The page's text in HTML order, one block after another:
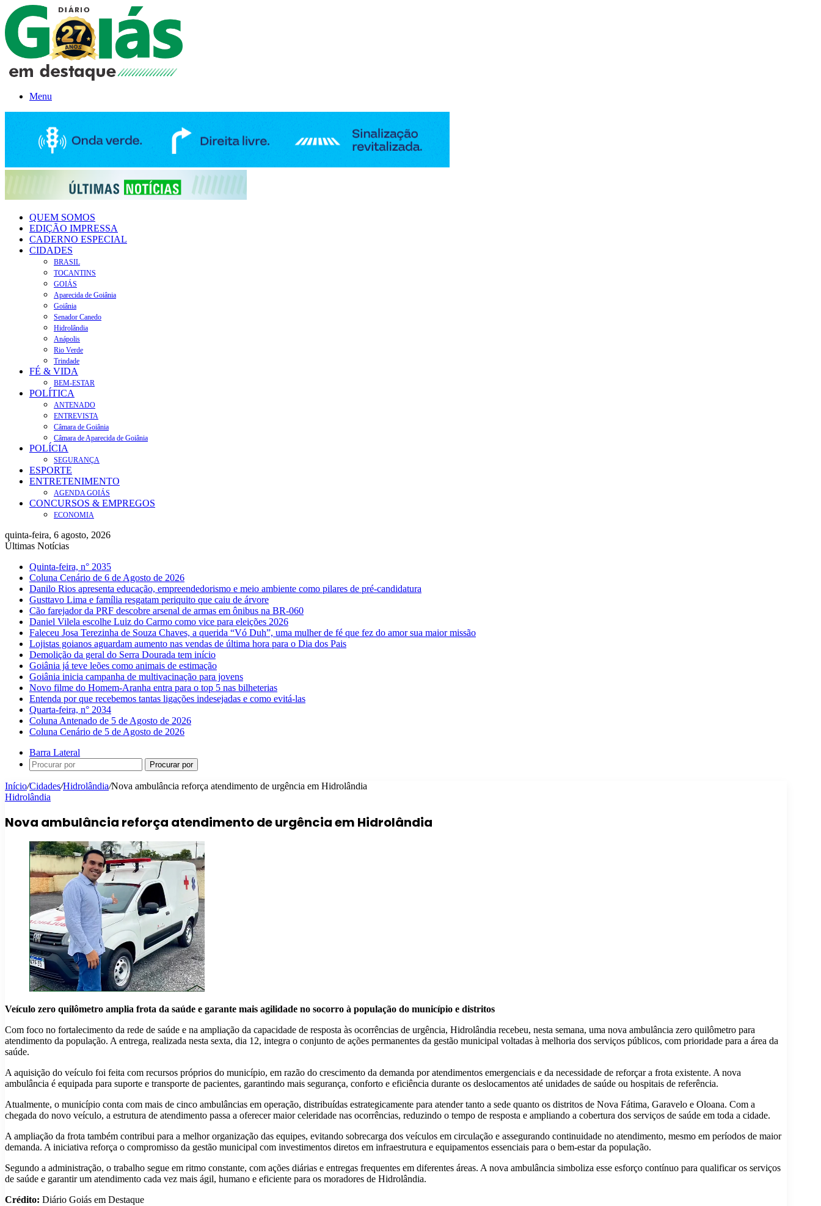
Menu
QUEM SOMOS
EDIÇÃO IMPRESSA
CADERNO ESPECIAL
CIDADES
BRASIL
TOCANTINS
GOIÁS
Aparecida de Goiânia
Goiânia
Senador Canedo
Hidrolândia
Anápolis
Rio Verde
Trindade
FÉ & VIDA
BEM-ESTAR
POLÍTICA
ANTENADO
ENTREVISTA
Câmara de Goiânia
Câmara de Aparecida de Goiânia
POLÍCIA
SEGURANÇA
ESPORTE
ENTRETENIMENTO
AGENDA GOIÁS
CONCURSOS & EMPREGOS
ECONOMIA
quinta-feira, 6 agosto, 2026
Últimas Notícias
Quinta-feira, n° 2035
Coluna Cenário de 6 de Agosto de 2026
Danilo Rios apresenta educação, empreendedorismo e meio ambiente como pilares de pré-candidatura
Gusttavo Lima e família resgatam periquito que caiu de árvore
Cão farejador da PRF descobre arsenal de armas em ônibus na BR-060
Daniel Vilela escolhe Luiz do Carmo como vice para eleições 2026
Faleceu Josa Terezinha de Souza Chaves, a querida “Vó Duh”, uma mulher de fé que fez do amor sua maior missão
Lojistas goianos aguardam aumento nas vendas de última hora para o Dia dos Pais
Demolição da geral do Serra Dourada tem início
Goiânia já teve leões como animais de estimação
Goiânia inicia campanha de multivacinação para jovens
Novo filme do Homem-Aranha entra para o top 5 nas bilheterias
Entenda por que recebemos tantas ligações indesejadas e como evitá-las
Quarta-feira, n° 2034
Coluna Antenado de 5 de Agosto de 2026
Coluna Cenário de 5 de Agosto de 2026
Barra Lateral
Procurar por
Início/Cidades/Hidrolândia/Nova ambulância reforça atendimento de urgência em Hidrolândia
Hidrolândia
Nova ambulância reforça atendimento de urgência em Hidrolândia
Veículo zero quilômetro amplia frota da saúde e garante mais agilidade no socorro à população do município e distritos
Com foco no fortalecimento da rede de saúde e na ampliação da capacidade de resposta às ocorrências de urgência, Hidrolândia recebeu, nesta semana, uma nova ambulância zero quilômetro para
atendimento da população. A entrega, realizada nesta sexta, dia 12, integra o conjunto de ações permanentes da gestão municipal voltadas à melhoria dos serviços públicos, com prioridade para a área da
saúde.
A aquisição do veículo foi feita com recursos próprios do município, em razão do crescimento da demanda por atendimentos emergenciais e da necessidade de reforçar a frota existente. A nova
ambulância é equipada para suporte e transporte de pacientes, garantindo mais segurança, conforto e eficiência durante os deslocamentos até unidades de saúde ou hospitais de referência.
Atualmente, o município conta com mais de cinco ambulâncias em operação, distribuídas estrategicamente para atender tanto a sede quanto os distritos de Nova Fátima, Garavelo e Oloana. Com a
chegada do novo veículo, a estrutura de atendimento passa a oferecer maior celeridade nas ocorrências, reduzindo o tempo de resposta e ampliando a cobertura dos serviços de saúde em toda a cidade.
A ampliação da frota também contribui para a melhor organização das equipes, evitando sobrecarga dos veículos em circulação e assegurando continuidade no atendimento, mesmo em períodos de maior
demanda. A iniciativa reforça o compromisso da gestão municipal com investimentos diretos em infraestrutura e equipamentos essenciais para o bem-estar da população.
Segundo a administração, o trabalho segue em ritmo constante, com ações diárias e entregas frequentes em diferentes áreas. A nova ambulância simboliza esse esforço contínuo para qualificar os serviços
de saúde e garantir um atendimento cada vez mais ágil, humano e eficiente para os moradores de Hidrolândia.
Crédito: Diário Goiás em Destaque